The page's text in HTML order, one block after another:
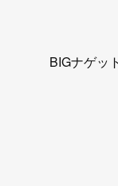
BIGナゲッ